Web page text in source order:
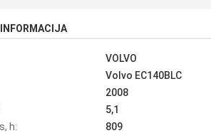
VOLVO
Volvo EC140BLC
2008
5,1
h:
809